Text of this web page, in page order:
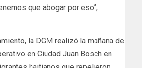
que abogar por eso”,
la DGM realizó la mañana de
en Ciudad Juan Bosch en